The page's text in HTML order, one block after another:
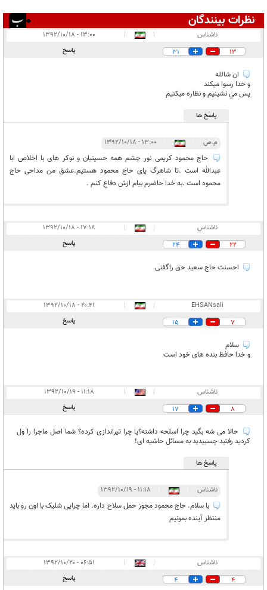
نظرات بینندگان
در انتظار بررسی:۱
ناشناس |
|
۱۳:۰۰ - ۱۳۹۲/۱۰/۱۸
13
31 پاسخ
ان شالله
و خدا رسوا ميکند
پس مي نشينيم و نظاره ميکنيم
پاسخ ها
م.ص ۱۳:۰۰ - ۱۳۹۲/۱۰/۱۸
حاج محمود کریمی نور چشم همه حسینیان و نوکر های با اخلاص ابا
عبدالله است .تا شاهرگ پای حاج محمود هستیم.عشق من مداحی حاج
محمود است .به خدا حاضرم بیام ازش دفاع کنم .
ناشناس |
|
۱۷:۱۸ - ۱۳۹۲/۱۰/۱۸
22
24 پاسخ
احسنت حاج سعید حق راگفتی
EHSANsali
|
|
۲۰:۴۱ - ۱۳۹۲/۱۰/۱۸
7
15 پاسخ
سلام
و خدا حافظ بنده های خود است
ناشناس |
|
۱۱:۱۸ - ۱۳۹۲/۱۰/۱۹
8
17 پاسخ
حالا می شه بگید چرا اسلحه داشته؟یا چرا تیراندازی کرده؟ شما اصل ماجرا را ول
کردید رفتید چسبیدید به مسائل حاشیه ای!
پاسخ ها
ناشناس ۱۱:۱۸ - ۱۳۹۲/۱۰/۱۹
با سلام. حاج محمود مجوز حمل سلاح داره. اما چرایی شلیک با اون رو باید
منتظر آینده بمونیم
ناشناس |
|
۰۶:۵۱ - ۱۳۹۲/۱۰/۲۰
4
4 پاسخ